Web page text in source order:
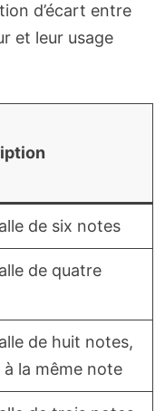
d’écart entre
et leur usage
de six notes
de quatre
de huit notes,
la même note